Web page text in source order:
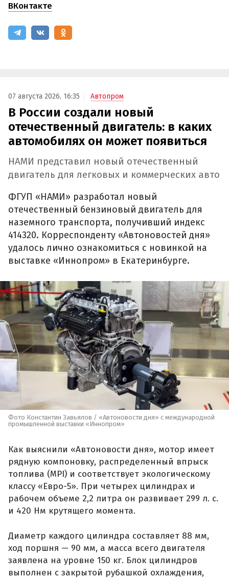
ВКонтакте
07 августа 2026, 16:35 Автопром
В России создали новый
отечественный двигатель: в каких
автомобилях он может появиться
НАМИ представил новый отечественный
двигатель для легковых и коммерческих авто
ФГУП «НАМИ» разработал новый
отечественный бензиновый двигатель для
наземного транспорта, получивший индекс
414320. Корреспонденту «Автоновостей дня»
удалось лично ознакомиться с новинкой на
выставке «Иннопром» в Екатеринбурге.
Фото Константин Завьялов / «Автоновости дня» с международной
промышленной выставки «Иннопром»
Как выяснили «Автоновости дня», мотор имеет
рядную компоновку, распределенный впрыск
топлива (MPI) и соответствует экологическому
классу «Евро-5». При четырех цилиндрах и
рабочем объеме 2,2 литра он развивает 299 л. с.
и 420 Нм крутящего момента.
Диаметр каждого цилиндра составляет 88 мм,
ход поршня — 90 мм, а масса всего двигателя
заявлена на уровне 150 кг. Блок цилиндров
выполнен с закрытой рубашкой охлаждения,